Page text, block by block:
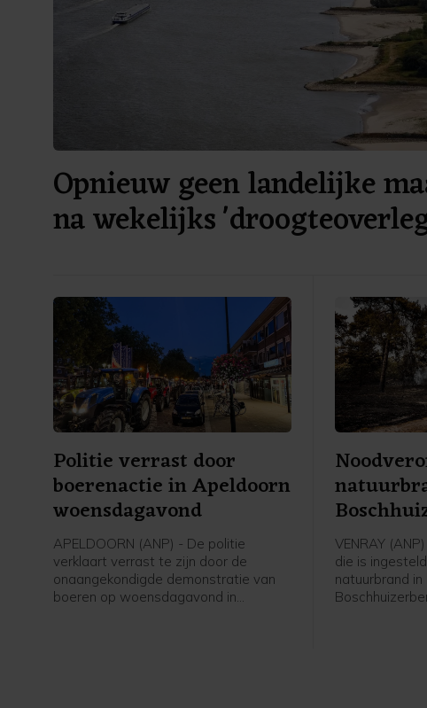
Opnieuw geen landelijke
na wekelijks
Politie verrast door
boerenactie in Apeldoorn
woensdagavond
APELDOORN (ANP) - De politie
verklaart verrast te zijn door de
onaangekondigde demonstratie van
boeren op woensdagavond in
actief
VENRAY
die is
natuurbrand